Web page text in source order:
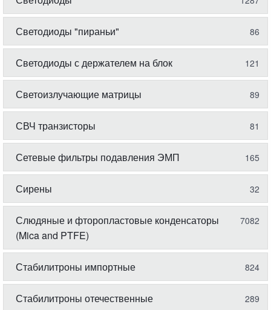
Светодиоды "пираньи" 86
Светодиоды с держателем на блок 121
Светоизлучающие матрицы 89
СВЧ транзисторы 81
Сетевые фильтры подавления ЭМП 165
Сирены 32
Слюдяные и фторопластовые конденсаторы
(Mica and PTFE)
7082
Стабилитроны импортные 824
Стабилитроны отечественные 289